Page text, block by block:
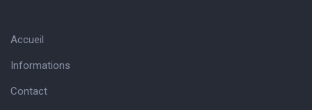
Accueil
Informations
Contact